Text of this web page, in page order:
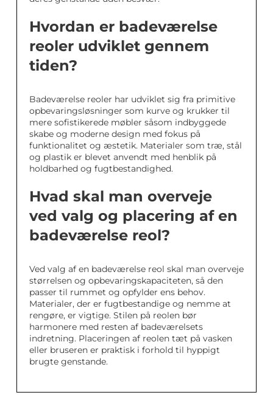
Hvordan er badeværelse
reoler udviklet gennem
tiden?
Badeværelse reoler har udviklet sig fra primitive
opbevaringsløsninger som kurve og krukker til
mere sofistikerede møbler såsom indbyggede
skabe og moderne design med fokus på
funktionalitet og æstetik. Materialer som træ, stål
og plastik er blevet anvendt med henblik på
holdbarhed og fugtbestandighed.
Hvad skal man overveje
ved valg og placering af en
badeværelse reol?
Ved valg af en badeværelse reol skal man overveje
størrelsen og opbevaringskapaciteten, så den
passer til rummet og opfylder ens behov.
Materialer, der er fugtbestandige og nemme at
rengøre, er vigtige. Stilen på reolen bør
harmonere med resten af badeværelsets
indretning. Placeringen af reolen tæt på vasken
eller bruseren er praktisk i forhold til hyppigt
brugte genstande.